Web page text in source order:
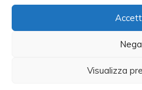
Nega
Visualizza
aromatizzato e
Quando il riso è
aggiungere il